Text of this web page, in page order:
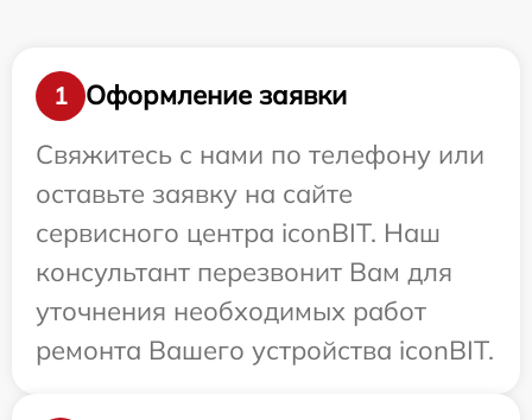
1
Оформление заявки
Свяжитесь с нами по телефону или
оставьте заявку на сайте
сервисного центра iconBIT. Наш
консультант перезвонит Вам для
уточнения необходимых работ
ремонта Вашего устройства iconBIT.